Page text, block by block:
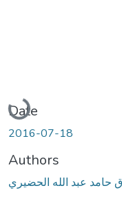
Loading...
Date
2016-07-18
Authors
حامد عبد الله الحضيري